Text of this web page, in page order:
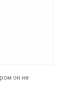
он не